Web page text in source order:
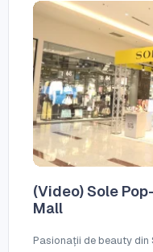
(Video) Sole
Mall
Pasionații de beauty din